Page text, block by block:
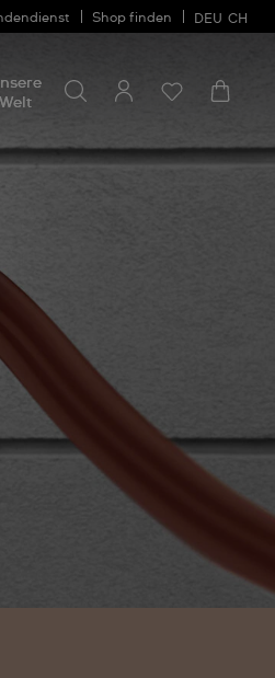
Shop finden DEU CH
Welt
etwas
suchen